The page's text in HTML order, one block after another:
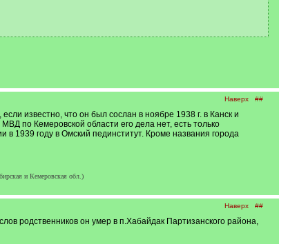
Наверх ##
известно, что он был сослан в ноябре 1938 г. в Канск и
по Кемеровской области его дела нет, есть только
1939 году в Омский пединститут. Кроме названия города
и Кемеровская обл.)
Наверх ##
родственников он умер в п.Хабайдак Партизанского района,